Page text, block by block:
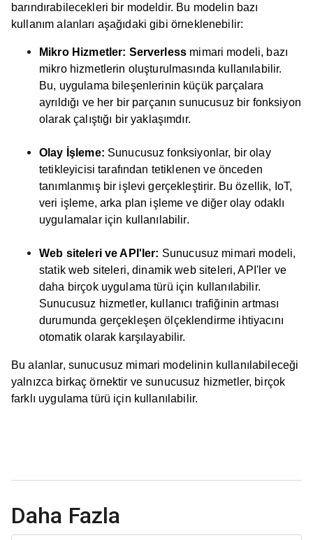
barındırabilecekleri bir modeldir. Bu modelin bazı
kullanım alanları aşağıdaki gibi örneklenebilir:
Mikro Hizmetler: Serverless mimari modeli, bazı
mikro hizmetlerin oluşturulmasında kullanılabilir.
Bu, uygulama bileşenlerinin küçük parçalara
ayrıldığı ve her bir parçanın sunucusuz bir fonksiyon
olarak çalıştığı bir yaklaşımdır.
Olay İşleme: Sunucusuz fonksiyonlar, bir olay
tetikleyicisi tarafından tetiklenen ve önceden
tanımlanmış bir işlevi gerçekleştirir. Bu özellik, IoT,
veri işleme, arka plan işleme ve diğer olay odaklı
uygulamalar için kullanılabilir.
Web siteleri ve API'ler: Sunucusuz mimari modeli,
statik web siteleri, dinamik web siteleri, API'ler ve
daha birçok uygulama türü için kullanılabilir.
Sunucusuz hizmetler, kullanıcı trafiğinin artması
durumunda gerçekleşen ölçeklendirme ihtiyacını
otomatik olarak karşılayabilir.
Bu alanlar, sunucusuz mimari modelinin kullanılabileceği
yalnızca birkaç örnektir ve sunucusuz hizmetler, birçok
farklı uygulama türü için kullanılabilir.
Daha Fazla